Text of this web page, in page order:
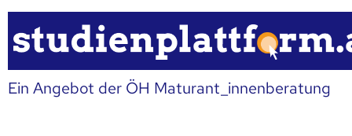
Ein Angebot der ÖH Maturant_innenberatung